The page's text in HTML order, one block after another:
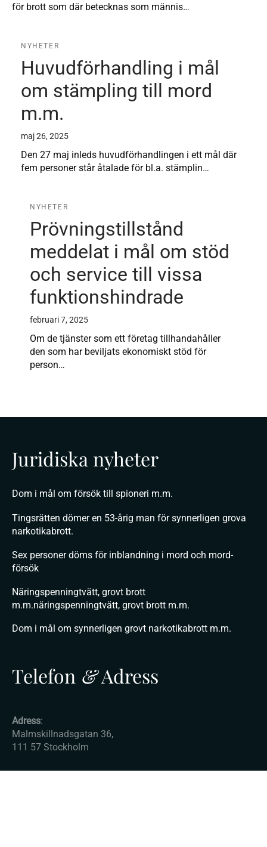
för brott som där betecknas som männis…
NYHETER
Huvudförhandling i mål
om stämpling till mord
m.m.
maj 26, 2025
Den 27 maj inleds huvudförhandlingen i ett mål där
fem personer står åtalade för bl.a. stämplin…
NYHETER
Prövningstillstånd
meddelat i mål om stöd
och service till vissa
funktionshindrade
februari 7, 2025
Om de tjänster som ett företag tillhandahåller
den som har beviljats ekonomiskt stöd för
person…
Juridiska nyheter
Dom i mål om försök till spioneri m.m.
Tingsrätten dömer en 53-årig man för synnerligen grova
narkotikabrott.
Sex personer döms för inblandning i mord och mord-
försök
Näringspenningtvätt, grovt brott
m.m.näringspenningtvätt, grovt brott m.m.
Dom i mål om synnerligen grovt narkotikabrott m.m.
Telefon &Adress
Adress:
Malmskillnadsgatan 36,
111 57 Stockholm